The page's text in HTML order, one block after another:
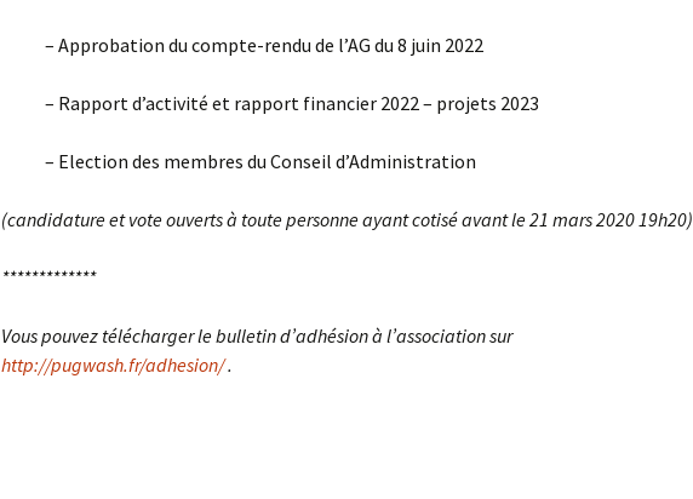
– Approbation du compte-rendu de l’AG du 8 juin 2022
– Rapport d’activité et rapport financier 2022 – projets 2023
– Election des membres du Conseil d’Administration
(candidature et vote ouverts à toute personne ayant cotisé avant le 21 mars 2020 19h20)
*************
Vous pouvez télécharger le bulletin d’adhésion à l’association sur
http://pugwash.fr/adhesion/.